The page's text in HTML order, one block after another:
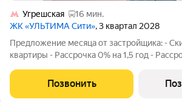
Угрешская
16 мин.
ЖК «УЛЬТИМА Сити», 3 квартал 2028
Предложение месяца от застройщика: -
квартиры - Рассрочка 0% на 1,5 год -
7% на 7 лет - Семейная ипотека без
Ипотека для всех на весь
Позвонить